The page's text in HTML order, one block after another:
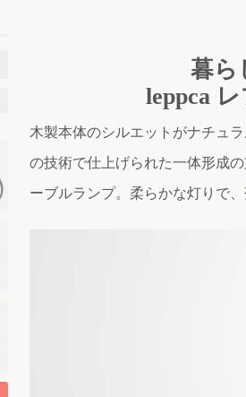
暮ら
leppca
木製本体のシルエットがナチュラ
の技術で仕上げられた一体形成
ーブルランプ。柔らかな灯りで